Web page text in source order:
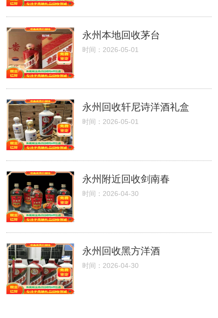
永州本地回收茅台
时间：2026-05-01
永州回收轩尼诗洋酒礼盒
时间：2026-05-01
永州附近回收剑南春
时间：2026-04-30
永州回收黑方洋酒
时间：2026-04-30